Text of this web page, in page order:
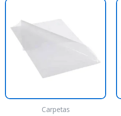
Carpetas